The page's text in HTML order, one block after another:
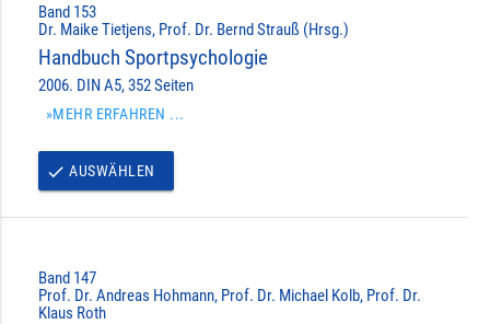
Band 153
Dr. Maike Tietjens, Prof. Dr. Bernd Strauß (Hrsg.)
Handbuch Sportpsychologie
2006. DIN A5, 352 Seiten
»MEHR ERFAHREN ...
done AUSWÄHLEN
Band 147
Prof. Dr. Andreas Hohmann, Prof. Dr. Michael Kolb, Prof. Dr.
Klaus Roth